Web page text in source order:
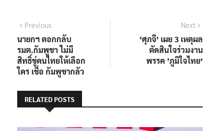
แนะแนว
เรื่อง
PreviousPrevious
post:
นายกฯ ตอกกลับ
รมต.กัมพูชา ไม่มี
สิทธิ์ขู่คนไทยให้เลือก
ใคร เชื่อ กัมพูชากลัว
Next
‘ศุภจี’ เผย 3 เหตุผล
ตัดสินใจร่วมงาน
พรรค ’ภูมิใจไทย‘
RELATED POSTS